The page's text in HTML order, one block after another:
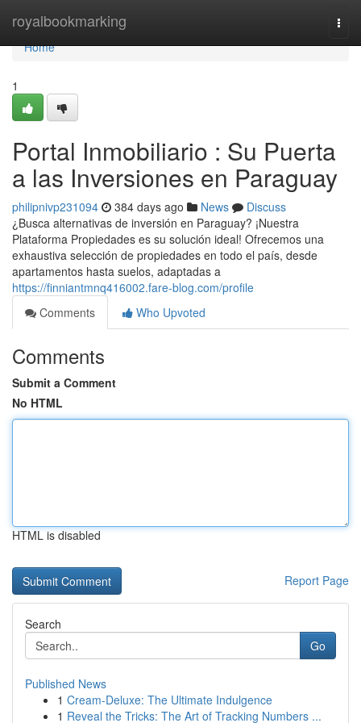
royalbookmarking
Home
Home
1
Portal Inmobiliario : Su Puerta
a las Inversiones en Paraguay
philipnivp231094 384 days ago News
Discuss
¿Busca alternativas de inversión en Paraguay? ¡Nuestra
Plataforma Propiedades es su solución ideal! Ofrecemos una
exhaustiva selección de propiedades en todo el país, desde
apartamentos hasta suelos, adaptadas a
https://finniantmnq416002.fare-blog.com/profile
Comments
Who Upvoted
Comments
Submit a Comment
No HTML
HTML is disabled
Report Page
Search
Go
Published News
1 Cream-Deluxe: The Ultimate Indulgence
1 Reveal the Tricks: The Art of Tracking Numbers ...